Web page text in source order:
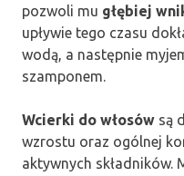
pozwoli mu głębiej
upływie tego czasu
wodą, a następnie
szamponem.
Wcierki do włosów są
wzrostu oraz ogólnej
aktywnych składników.